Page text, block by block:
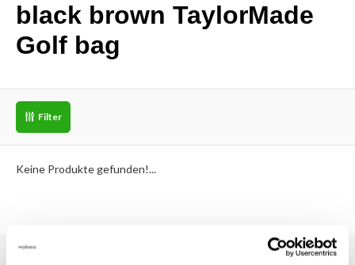
black brown TaylorMade
Golf bag
Filter
Keine Produkte gefunden!...
Über 180.000 Kunden | Über 5.000 Bewertungen | Trusted